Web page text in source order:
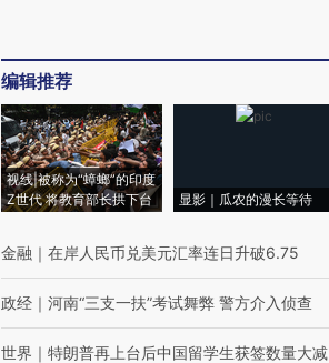
编辑推荐
视线|被称为“蟑螂”的印度
Z世代 将教育部长拱下台
显影｜瓜农的漫长等待
金融 ｜ 在岸人民币兑美元汇率连日升破6.75
政经 ｜ 河南“三支一扶”考试舞弊 警方介入侦查
世界 ｜ 特朗普再上台后中国留学生获签数量大减